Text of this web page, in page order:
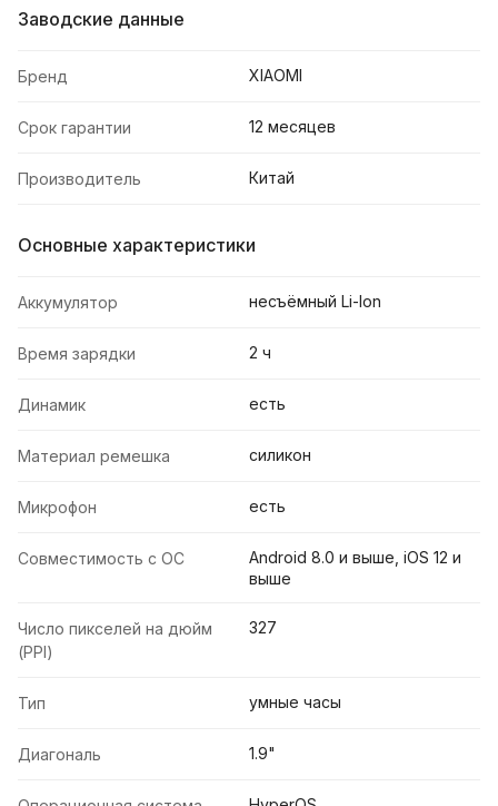
Заводские данные
Бренд XIAOMI
Срок гарантии 12 месяцев
Производитель Китай
Основные характеристики
Аккумулятор несъёмный Li-Ion
Время зарядки 2 ч
Динамик есть
Материал ремешка силикон
Микрофон есть
Совместимость с ОС
Android 8.0 и выше, iOS 12 и
выше
Число пикселей на дюйм
(PPI)
327
Тип умные часы
Диагональ 1.9"